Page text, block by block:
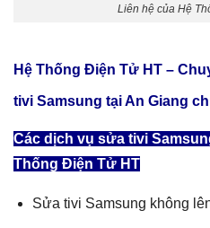
Liên hệ của Hệ
Hệ Thống Điện Tử HT –
tivi Samsung tại An Giang
Các dịch vụ sửa tivi
Thống Điện Tử HT
Sửa tivi Samsung không